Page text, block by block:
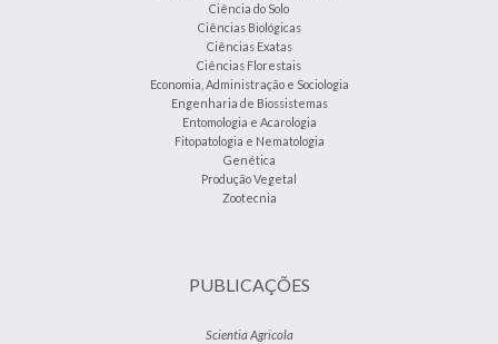
Ciência do Solo
Ciências Biológicas
Ciências Exatas
Ciências Florestais
Economia, Administração e Sociologia
Engenharia de Biossistemas
Entomologia e Acarologia
Fitopatologia e Nematologia
Genética
Produção Vegetal
Zootecnia
PUBLICAÇÕES
Scientia Agricola